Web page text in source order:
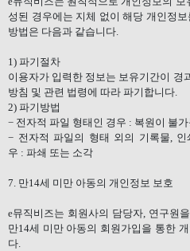
성된 경우에는 지체 없이 해당 개인정
방법은 다음과 같습니다.
1) 파기절차
이용자가 입력한 정보는 보유기간이 경
방침 및 관련 법령에 따라 파기합니다.
2) 파기방법
− 전자적 파일 형태인 경우 : 복원이 불
− 전자적 파일의 형태 외의 기록물, 인
우 : 파쇄 또는 소각
7. 만14세 미만 아동의 개인정보 보호
e뮤직비즈는 회원사의 담당자, 연구원
만14세 미만 아동의 회원가입을 통한
다.